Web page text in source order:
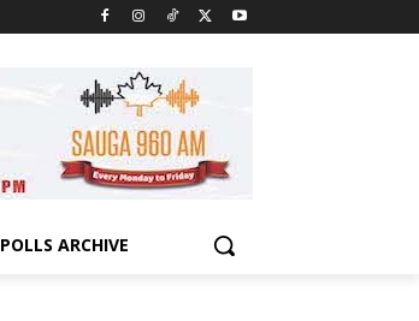
POLLS ARCHIVE